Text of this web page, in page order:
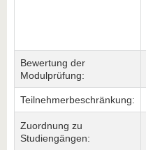
Bewertung der
Modulprüfung:
Teilnehmerbeschränkung:
Zuordnung zu
Studiengängen: